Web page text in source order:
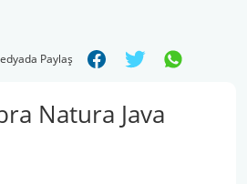
Paylaş
Natura Java